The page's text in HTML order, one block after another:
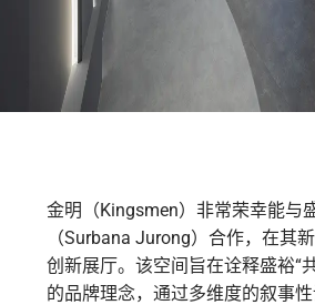
金明（Kingsmen）非常荣幸能与
（Surbana Jurong）合作，在其
创新展厅。该空间旨在诠释盛裕“
的品牌理念，通过多维度的叙事